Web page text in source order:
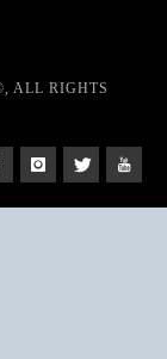
ALL RIGHTS